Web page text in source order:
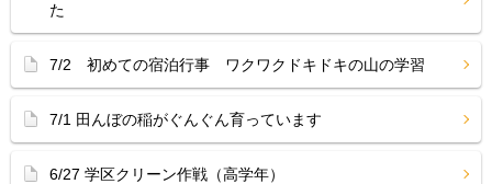
た
7/2 初めての宿泊行事 ワクワクドキドキの山の学習
7/1 田んぼの稲がぐんぐん育っています
6/27 学区クリーン作戦（高学年）